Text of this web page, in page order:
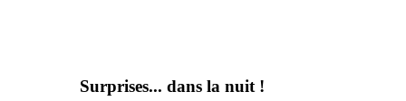
Surprises... dans la nuit !